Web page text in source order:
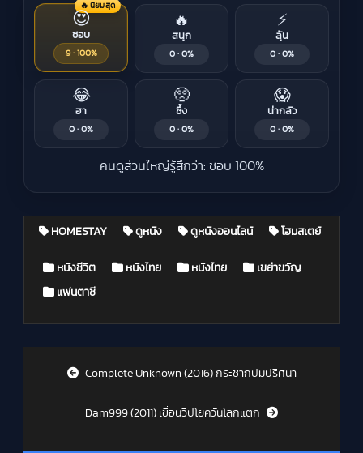
🔥 นิยมสุด
😍
ชอบ
9 · 100%
🔥
สนุก
0 · 0%
⚡
ลุ้น
0 · 0%
😂
ฮา
0 · 0%
🥺
ซึ้ง
0 · 0%
😱
น่ากลัว
0 · 0%
คนดูส่วนใหญ่รู้สึกว่า: ชอบ 100%
HOMESTAY ดูหนัง ดูหนังออนไลน์ โฮมสเตย์
Posted in
หนังชีวิต หนังไทย หนังไทย เขย่าขวัญ
แฟนตาซี
Post navigationComplete Unknown (2016) กระชากปมปริศนา
Dam999 (2011) เขื่อนวิปโยควันโลกแตก